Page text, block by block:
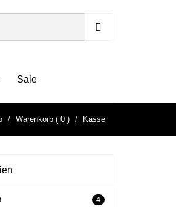
Sale
Warenkorb ( 0 ) Kasse
4